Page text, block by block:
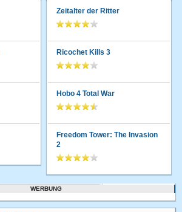
Zeitalter der Ritter
Ricochet Kills 3
Hobo 4 Total War
Freedom Tower: The Invasion
2
WERBUNG